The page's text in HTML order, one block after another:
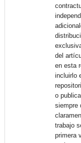
del
en esta
incluirlo
o
siempre
trabajo
primera